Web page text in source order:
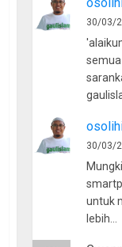
30/03/
30/03/
untuk
lebih…